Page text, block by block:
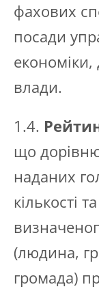
фахових
посади
економіки,
влади.
1.4.
що
наданих
кількості
(людина,
громада)